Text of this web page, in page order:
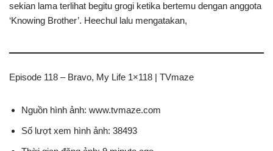
sekian lama terlihat begitu grogi ketika bertemu dengan anggota
‘Knowing Brother’. Heechul lalu mengatakan,
Episode 118 – Bravo, My Life 1×118 | TVmaze
Nguồn hình ảnh: www.tvmaze.com
Số lượt xem hình ảnh: 38493